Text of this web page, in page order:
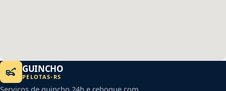
GUINCHO
PELOTAS- RS
Serviços de guincho 24h e reboque com